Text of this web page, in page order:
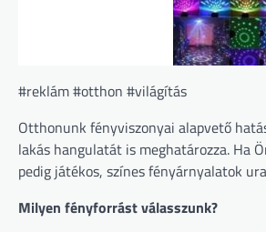
#reklám #otthon #világítás
Otthonunk fényviszonyai alapvető
lakás hangulatát is meghatározza. Ha
pedig játékos, színes fényárnyalatok
Milyen fényforrást válasszunk?